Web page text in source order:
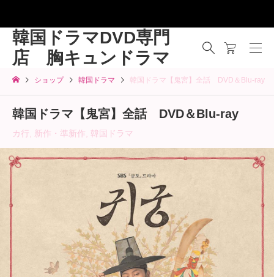
韓国ドラマDVD専門
店 胸キュンドラマ
ショップ 韓国ドラマ 韓国ドラマ【鬼宮】全話 DVD＆Blu-ray
韓国ドラマ【鬼宮】全話 DVD＆Blu-ray
カ行 新作・準新作 韓国ドラマ